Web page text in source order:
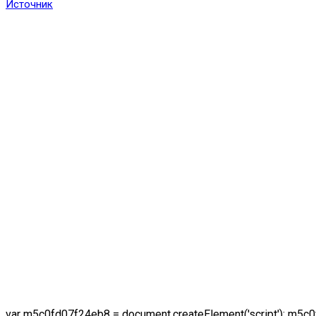
Источник